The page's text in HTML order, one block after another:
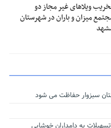
ویلاهای غیر مجاز دو
میزان و باران در شهرستان
سبزوار حفاظت می شود